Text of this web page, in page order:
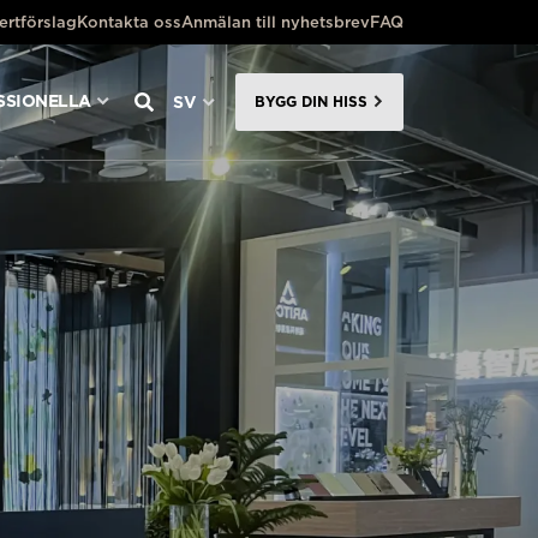
Kontakta ossAnmälan till nyhetsbrevFAQ
SV BYGG DIN HISS